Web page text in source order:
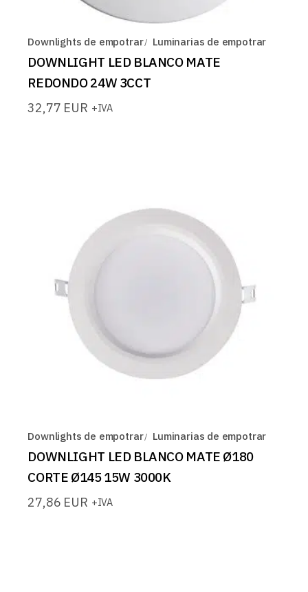
Downlights de empotrar Luminarias de empotrar
DOWNLIGHT LED BLANCO MATE
REDONDO 24W 3CCT
32,77 EUR +IVA
Downlights de empotrar Luminarias de empotrar
DOWNLIGHT LED BLANCO MATE Ø180
CORTE Ø145 15W 3000K
27,86 EUR +IVA